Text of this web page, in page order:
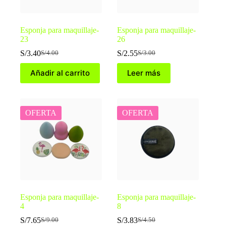
Esponja para maquillaje-
23
S/4.00
El
precio
original
era:
S/3.40El
precio
actual
es:
Añadir al carrito
Esponja para maquillaje-
26
S/3.00
El
precio
original
era:
S/2.55El
precio
actual
es:
Leer más
OFERTA
Esponja para maquillaje-
4
S/9.00
El
S/7.65El
OFERTA
Esponja para maquillaje-
8
S/4.50
El
S/3.83El